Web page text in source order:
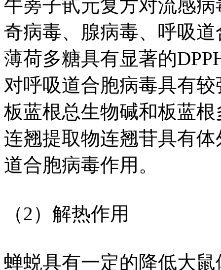
牛蒡子甙元复方对流感
奇病毒、腺病毒、呼吸
薄荷多糖具有显著的
对呼吸道合胞病毒具有
板蓝根总生物碱和板蓝
连翘提取物连翘苷具有
道合胞病毒作用。
（2）解热作用
蝉蜕具有一定的降低大